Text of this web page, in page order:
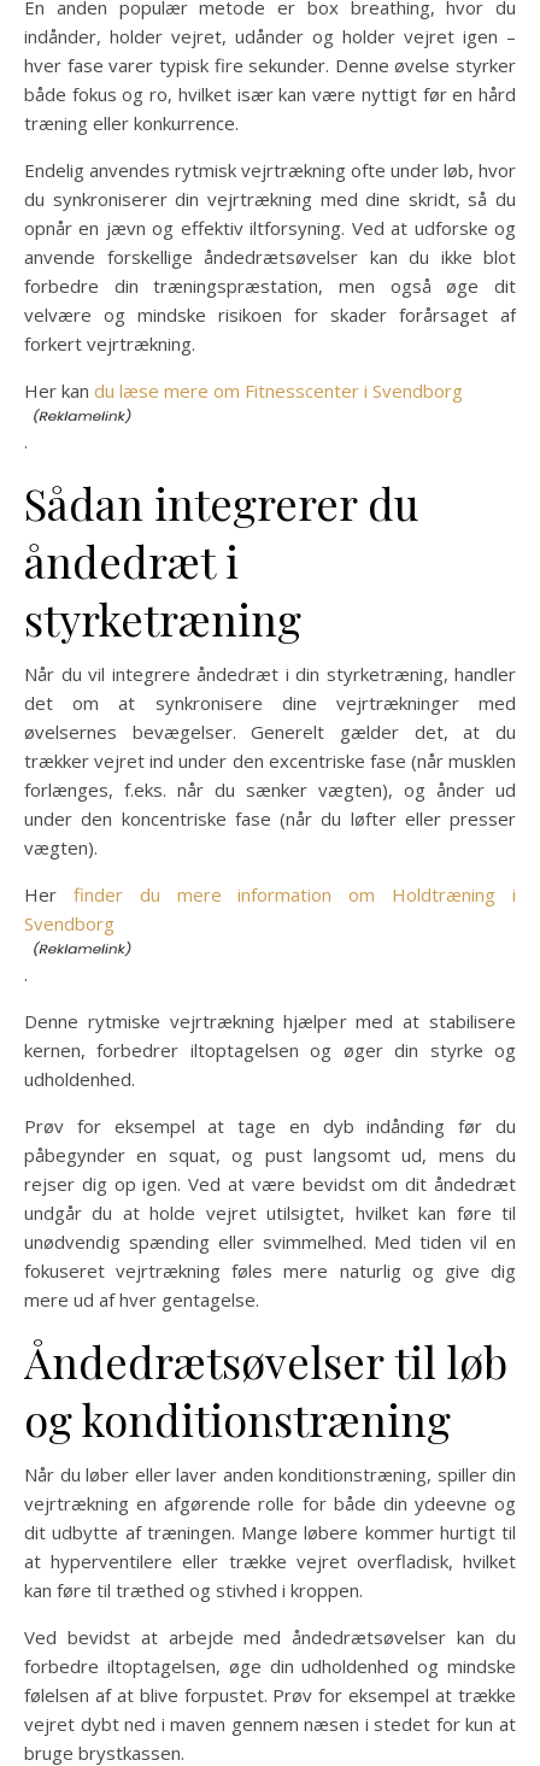
En anden populær metode er box breathing, hvor du
indånder, holder vejret, udånder og holder vejret igen –
hver fase varer typisk fire sekunder. Denne øvelse styrker
både fokus og ro, hvilket især kan være nyttigt før en hård
træning eller konkurrence.
Endelig anvendes rytmisk vejrtrækning ofte under løb, hvor
du synkroniserer din vejrtrækning med dine skridt, så du
opnår en jævn og effektiv iltforsyning. Ved at udforske og
anvende forskellige åndedrætsøvelser kan du ikke blot
forbedre din træningspræstation, men også øge dit
velvære og mindske risikoen for skader forårsaget af
forkert vejrtrækning.
Her kan du læse mere om Fitnesscenter i Svendborg
.
Sådan integrerer du
åndedræt i
styrketræning
Når du vil integrere åndedræt i din styrketræning, handler
det om at synkronisere dine vejrtrækninger med
øvelsernes bevægelser. Generelt gælder det, at du
trækker vejret ind under den excentriske fase (når musklen
forlænges, f.eks. når du sænker vægten), og ånder ud
under den koncentriske fase (når du løfter eller presser
vægten).
Her finder du mere information om Holdtræning i
Svendborg
.
Denne rytmiske vejrtrækning hjælper med at stabilisere
kernen, forbedrer iltoptagelsen og øger din styrke og
udholdenhed.
Prøv for eksempel at tage en dyb indånding før du
påbegynder en squat, og pust langsomt ud, mens du
rejser dig op igen. Ved at være bevidst om dit åndedræt
undgår du at holde vejret utilsigtet, hvilket kan føre til
unødvendig spænding eller svimmelhed. Med tiden vil en
fokuseret vejrtrækning føles mere naturlig og give dig
mere ud af hver gentagelse.
Åndedrætsøvelser til løb
og konditionstræning
Når du løber eller laver anden konditionstræning, spiller din
vejrtrækning en afgørende rolle for både din ydeevne og
dit udbytte af træningen. Mange løbere kommer hurtigt til
at hyperventilere eller trække vejret overfladisk, hvilket
kan føre til træthed og stivhed i kroppen.
Ved bevidst at arbejde med åndedrætsøvelser kan du
forbedre iltoptagelsen, øge din udholdenhed og mindske
følelsen af at blive forpustet. Prøv for eksempel at trække
vejret dybt ned i maven gennem næsen i stedet for kun at
bruge brystkassen.